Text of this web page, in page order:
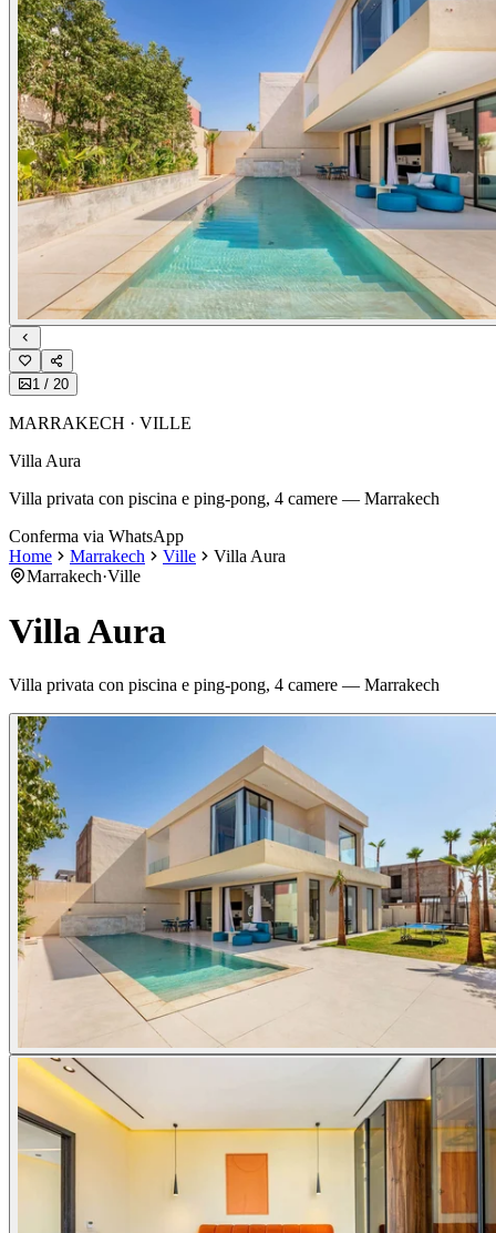
1 / 20
MARRAKECH · VILLE
Villa Aura
Villa privata con piscina e ping-pong, 4 camere — Marrakech
Conferma via WhatsApp
Home
Marrakech Ville
Villa Aura
Marrakech·Ville
Villa Aura
Villa privata con piscina e ping-pong, 4 camere — Marrakech